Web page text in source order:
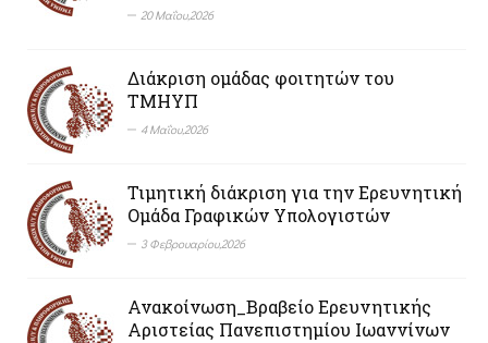
20 Μαΐου,2026
Διάκριση ομάδας φοιτητών του
ΤΜΗΥΠ
4 Μαΐου,2026
Τιμητική διάκριση για την Ερευνητική
Ομάδα Γραφικών Υπολογιστών
3 Φεβρουαρίου,2026
Ανακοίνωση_Βραβείο Ερευνητικής
Αριστείας Πανεπιστημίου Ιωαννίνων